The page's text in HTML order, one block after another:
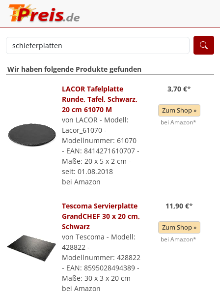
Wir haben folgende Produkte gefunden
LACOR Tafelplatte
Runde, Tafel, Schwarz,
20 cm 61070 M
von LACOR - Modell:
Lacor_61070 -
Modellnummer: 61070
- EAN: 8414271610707 -
Maße: 20 x 5 x 2 cm -
seit: 01.08.2018
bei Amazon
3,70 €*
Zum Shop »
bei Amazon*
Tescoma Servierplatte
GrandCHEF 30 x 20 cm,
Schwarz
von Tescoma - Modell:
428822 -
Modellnummer: 428822
- EAN: 8595028494389 -
Maße: 30 x 3 x 20 cm
bei Amazon
11,90 €*
Zum Shop »
bei Amazon*